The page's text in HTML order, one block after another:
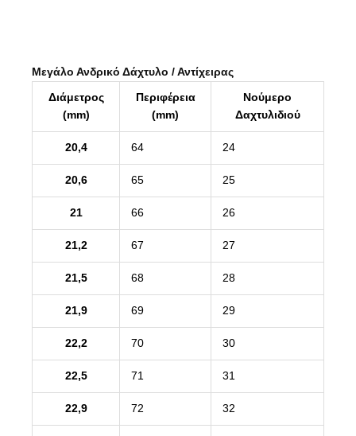
Μεγάλο Ανδρικό Δάχτυλο / Αντίχειρας
Διάμετρος
(mm)
Περιφέρεια
(mm)
Νούμερο
Δαχτυλιδιού
20,4 64 24
20,6 65 25
21 66 26
21,2 67 27
21,5 68 28
21,9 69 29
22,2 70 30
22,5 71 31
22,9 72 32